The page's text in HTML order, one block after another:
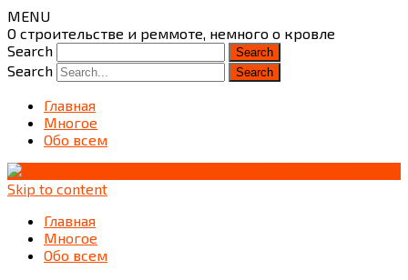
MENU
О строительстве и реммоте, немного о кровле
Search
Search
Главная
Многое
Обо всем
Skip to content
Главная
Многое
Обо всем